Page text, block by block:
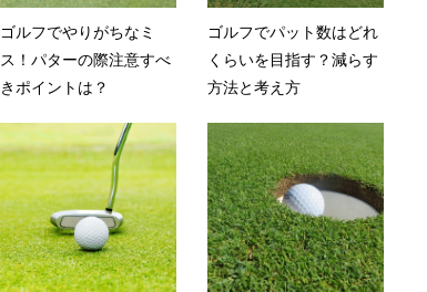
ゴルフでやりがちなミ
ス！パターの際注意すべ
きポイントは？
ゴルフでパット数はどれ
くらいを目指す？減らす
方法と考え方